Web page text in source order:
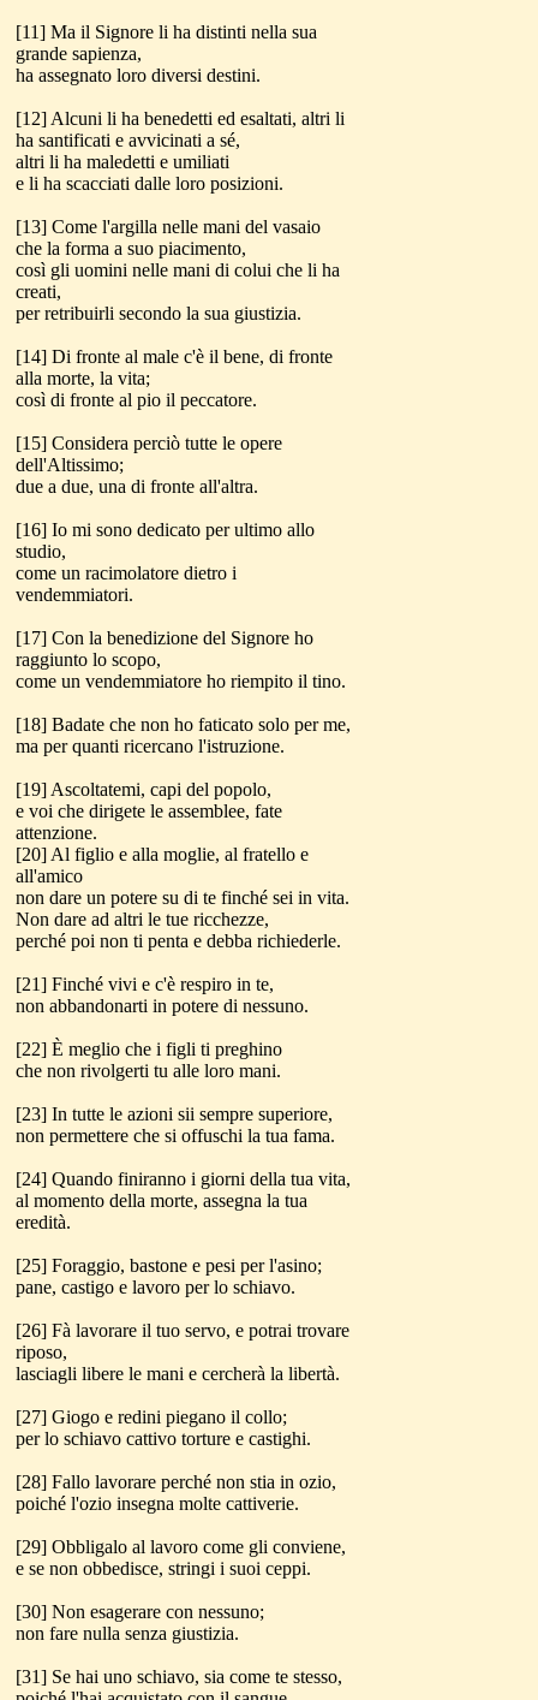
[11] Ma il Signore li ha distinti nella sua
grande sapienza,
ha assegnato loro diversi destini.
[12] Alcuni li ha benedetti ed esaltati, altri li
ha santificati e avvicinati a sé,
altri li ha maledetti e umiliati
e li ha scacciati dalle loro posizioni.
[13] Come l'argilla nelle mani del vasaio
che la forma a suo piacimento,
così gli uomini nelle mani di colui che li ha
creati,
per retribuirli secondo la sua giustizia.
[14] Di fronte al male c'è il bene, di fronte
alla morte, la vita;
così di fronte al pio il peccatore.
[15] Considera perciò tutte le opere
dell'Altissimo;
due a due, una di fronte all'altra.
[16] Io mi sono dedicato per ultimo allo
studio,
come un racimolatore dietro i
vendemmiatori.
[17] Con la benedizione del Signore ho
raggiunto lo scopo,
come un vendemmiatore ho riempito il tino.
[18] Badate che non ho faticato solo per me,
ma per quanti ricercano l'istruzione.
[19] Ascoltatemi, capi del popolo,
e voi che dirigete le assemblee, fate
attenzione.
[20] Al figlio e alla moglie, al fratello e
all'amico
non dare un potere su di te finché sei in vita.
Non dare ad altri le tue ricchezze,
perché poi non ti penta e debba richiederle.
[21] Finché vivi e c'è respiro in te,
non abbandonarti in potere di nessuno.
[22] È meglio che i figli ti preghino
che non rivolgerti tu alle loro mani.
[23] In tutte le azioni sii sempre superiore,
non permettere che si offuschi la tua fama.
[24] Quando finiranno i giorni della tua vita,
al momento della morte, assegna la tua
eredità.
[25] Foraggio, bastone e pesi per l'asino;
pane, castigo e lavoro per lo schiavo.
[26] Fà lavorare il tuo servo, e potrai trovare
riposo,
lasciagli libere le mani e cercherà la libertà.
[27] Giogo e redini piegano il collo;
per lo schiavo cattivo torture e castighi.
[28] Fallo lavorare perché non stia in ozio,
poiché l'ozio insegna molte cattiverie.
[29] Obbligalo al lavoro come gli conviene,
e se non obbedisce, stringi i suoi ceppi.
[30] Non esagerare con nessuno;
non fare nulla senza giustizia.
[31] Se hai uno schiavo, sia come te stesso,